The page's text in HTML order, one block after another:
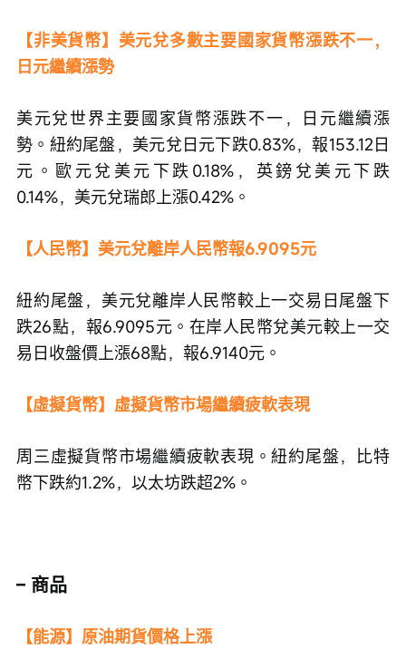
【非美貨幣】美元兌多數主要國家貨幣漲跌不一，
日元繼續漲勢
美元兌世界主要國家貨幣漲跌不一，日元繼續漲
勢。紐約尾盤，美元兌日元下跌0.83%，報153.12日
元。歐元兌美元下跌0.18%，英鎊兌美元下跌
0.14%，美元兌瑞郎上漲0.42%。
【人民幣】美元兌離岸人民幣報6.9095元
紐約尾盤，美元兌離岸人民幣較上一交易日尾盤下
跌26點，報6.9095元。在岸人民幣兌美元較上一交
易日收盤價上漲68點，報6.9140元。
【虛擬貨幣】虛擬貨幣市場繼續疲軟表現
周三虛擬貨幣市場繼續疲軟表現。紐約尾盤，比特
幣下跌約1.2%，以太坊跌超2%。
– 商品
【能源】原油期貨價格上漲